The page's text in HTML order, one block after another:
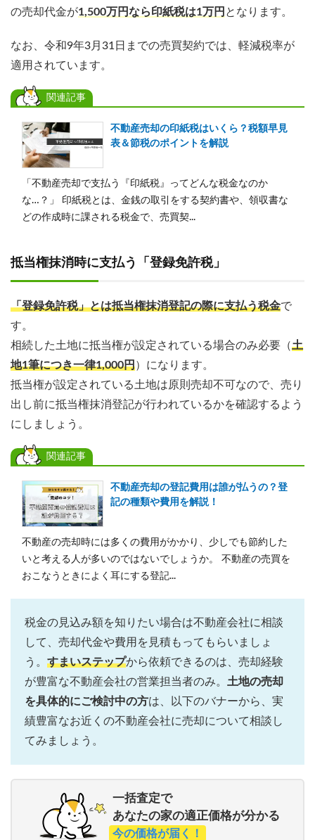
の売却代金が1,500万円なら印紙税は1万円 となります。
なお、令和9年3月31日までの売買契約では、軽減税率が
適用されています。
関連記事
不動産売却の印紙税はいくら？税額早見
表＆節税のポイントを解説
「不動産売却で支払う『印紙税』ってどんな税金なのか
な…？」 印紙税とは、金銭の取引をする契約書や、領収書な
どの作成時に課される税金で、売買契...
抵当権抹消時に支払う「登録免許税」
「登録免許税」とは抵当権抹消登記の際に支払う税金で
す。
相続した土地に抵当権が設定されている場合のみ必要（土
地1筆につき一律1,000円）になります。
抵当権が設定されている土地は原則売却不可なので、売り
出し前に抵当権抹消登記が行われているかを確認するよう
にしましょう。
関連記事
不動産売却の登記費用は誰が払うの？登
記の種類や費用を解説！
不動産の売却時には多くの費用がかかり、少しでも節約した
いと考える人が多いのではないでしょうか。 不動産の売買を
おこなうときによく耳にする登記...
税金の見込み額を知りたい場合は不動産会社に相談
して、売却代金や費用を見積もってもらいましょ
う。 すまいステップから依頼できるのは、売却経験
が豊富な不動産会社の営業担当者のみ。 土地の売却
を具体的にご検討中の方は、以下のバナーから、実
績豊富なお近くの不動産会社に売却について相談し
てみましょう。
一括査定で
あなたの家の適正価格が分かる
今の価格が届く！